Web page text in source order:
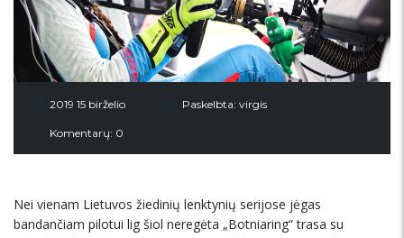
2019 15 birželio Paskelbta: virgis
Komentarų: 0
Nei vienam Lietuvos žiedinių lenktynių serijose jėgas
bandančiam pilotui lig šiol neregėta „Botniaring“ trasa su